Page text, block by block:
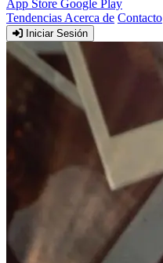
App Store Google Play
Tendencias Acerca de Contacto
Iniciar Sesión